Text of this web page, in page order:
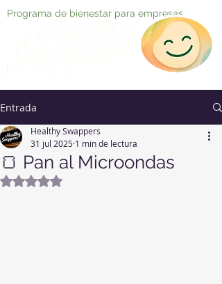
Programa de bienestar para empresas
Entrada
🍞 Pan al Microondas
Healthy Swappers
31 jul 2025 1 min de lectura
Obtuvo NaN de 5 estrellas.